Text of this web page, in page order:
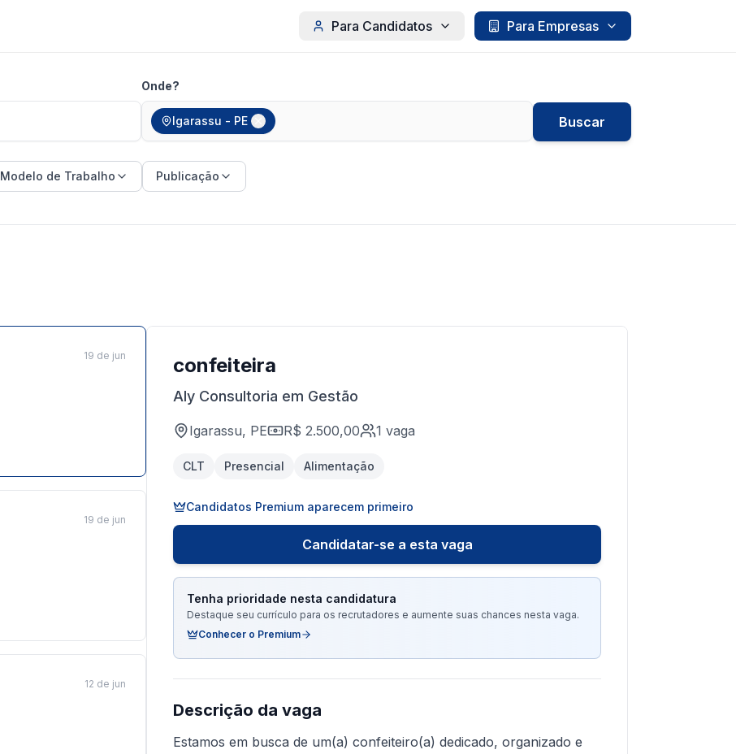
Para Candidatos Para Empresas
Onde?
Igarassu - PE Buscar
Modelo de Trabalho Publicação
19 de jun
19 de jun
12 de jun
confeiteira
Aly Consultoria em Gestão
Igarassu, PE R$ 2.500,00 1 vaga
CLT Presencial Alimentação
Candidatos Premium aparecem primeiro
Candidatar-se a esta vaga
Tenha prioridade nesta candidatura
Destaque seu currículo para os recrutadores e aumente suas chances nesta vaga.
Conhecer o Premium
Descrição da vaga
Estamos em busca de um(a) confeiteiro(a) dedicado, organizado e